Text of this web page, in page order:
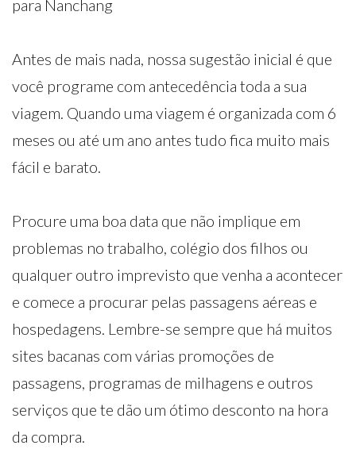
para Nanchang
Antes de mais nada, nossa sugestão inicial é que
você programe com antecedência toda a sua
viagem. Quando uma viagem é organizada com 6
meses ou até um ano antes tudo fica muito mais
fácil e barato.
Procure uma boa data que não implique em
problemas no trabalho, colégio dos filhos ou
qualquer outro imprevisto que venha a acontecer
e comece a procurar pelas passagens aéreas e
hospedagens. Lembre-se sempre que há muitos
sites bacanas com várias promoções de
passagens, programas de milhagens e outros
serviços que te dão um ótimo desconto na hora
da compra.